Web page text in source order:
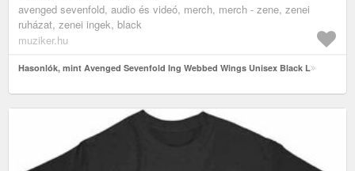
avenged sevenfold, audio és videó, merch, merch - zene, zenei
ruházat, zenei ingek, black
muziker.hu
Hasonlók, mint Avenged Sevenfold Ing Webbed Wings Unisex Black L